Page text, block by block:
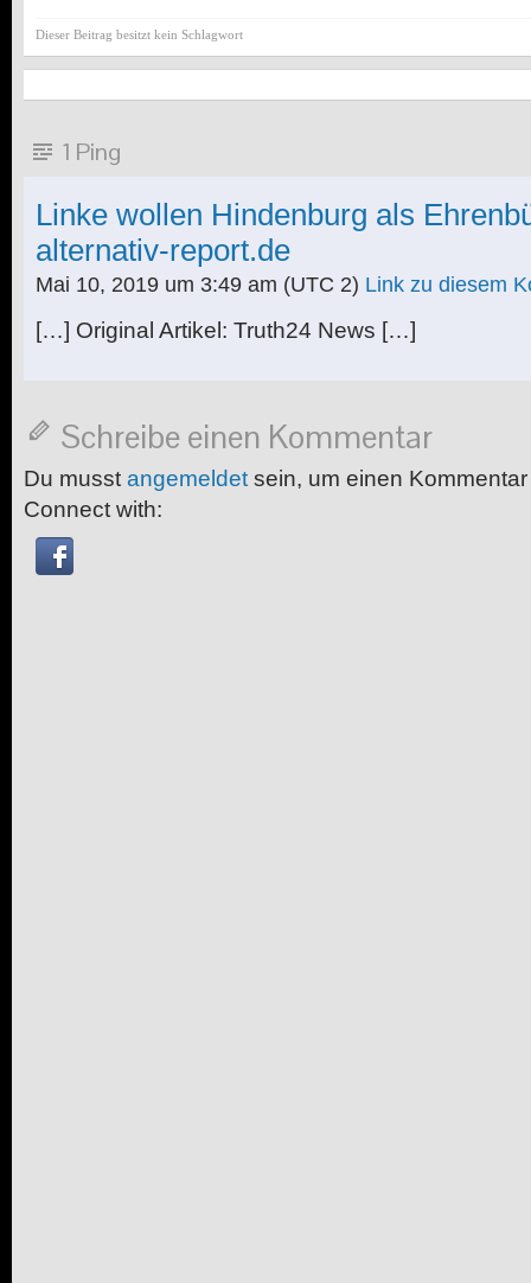
Dieser Beitrag besitzt kein Schlagwort
1 Ping
Linke wollen Hindenburg als
alternativ-report.de
Mai 10, 2019 um 3:49 am (UTC 2) Link zu diesem
[…] Original Artikel: Truth24 News […]
Schreibe einen Kommentar
Du musst angemeldet sein, um einen
Connect with: